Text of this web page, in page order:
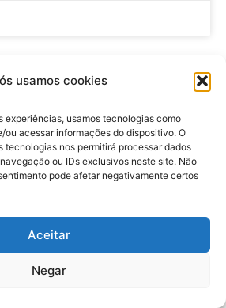
usamos cookies
experiências, usamos tecnologias como
ou acessar informações do dispositivo. O
tecnologias nos permitirá processar dados
ou IDs exclusivos neste site. Não
pode afetar negativamente certos
Aceitar
Negar
procuradores e